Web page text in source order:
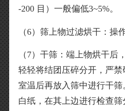
-200 目）一般偏低3~5%。
（6）筛上物过滤烘干：操
（7）干筛：端上物烘干后
轻轻将结团压碎分开，严禁
室温后再放入筛中进行干
白纸，在其上边进行检查